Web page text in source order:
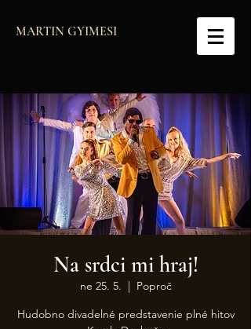
MARTIN GYIMESI
Na srdci mi hraj!
ne 25. 5.
  |
Poproč
Hudobno divadelné predstavenie plné hitov